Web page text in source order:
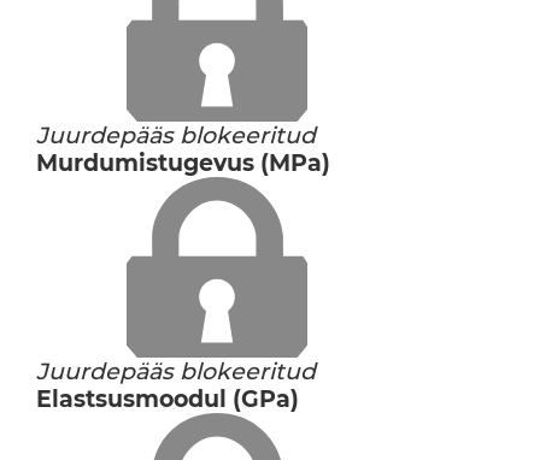
Juurdepääs blokeeritud
Murdumistugevus (MPa)
Juurdepääs blokeeritud
Elastsusmoodul (GPa)